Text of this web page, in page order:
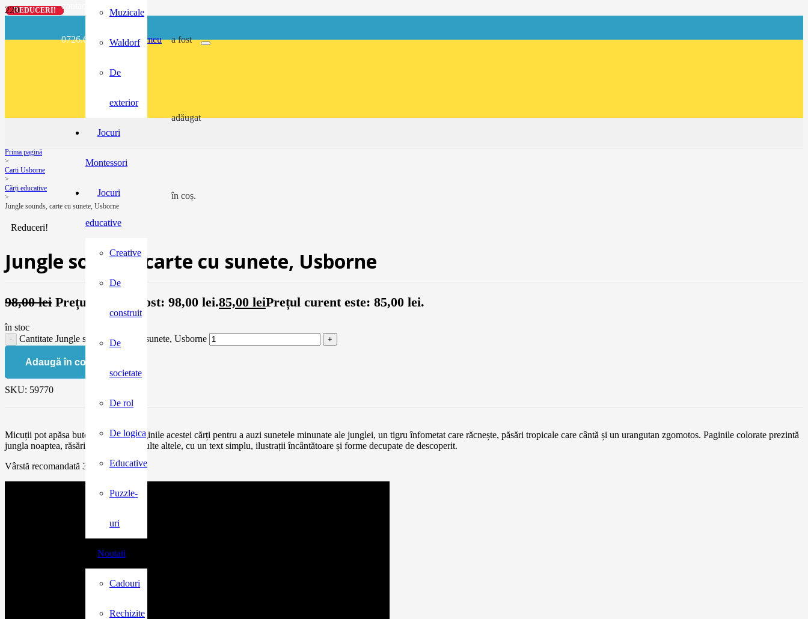
contact@buzunarel.ro
0726.697.486 meu a fost
adăugat
în coș.
Muzicale
Waldorf
De
exterior
Jocuri
Montessori
Jocuri
educative
Creative
De
construit
De
societate
De rol
De logica
Educative
Puzzle-
uri
Noutati
Cadouri
Rechizite
Prima pagină
>
Carti Usborne
>
Cărți educative
>
Jungle sounds, carte cu sunete, Usborne
Reduceri!
Jungle sounds, carte cu sunete, Usborne
98,00lei Prețul inițial a fost: 98,00 lei.85,00 leiPrețul curent este: 85,00 lei.
în stoc
Cantitate Jungle sounds, carte cu sunete, Usborne
Adaugă în coș
SKU: 59770
Micuții pot apăsa butoanele de pe paginile acestei cărți pentru a auzi sunetele minunate ale junglei, un tigru înfometat care răcnește, păsări tropicale care cântă și un urangutan zgomotos. Paginile colorate prezintă
jungla noaptea, răsăritul soarelui și multe altele, cu un text simplu, ilustrații încântătoare și forme decupate de descoperit.
Vârstă recomandată 3 ani +
REDUCERI!
REDUCERI!
REDUCERI!
REDUCERI!